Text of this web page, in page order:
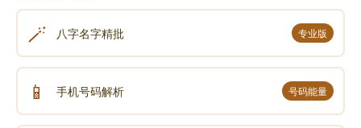
🪄 八字名字精批 专业版
📱 手机号码解析 号码能量